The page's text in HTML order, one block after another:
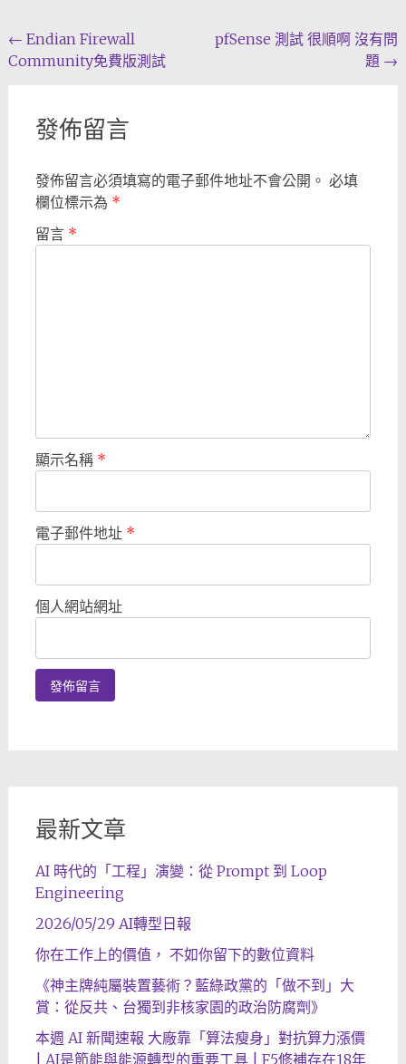
Post
navigation
← Endian Firewall
Community免費版測試
pfSense 測試 很順啊 沒有問
題 →
發佈留言
發佈留言必須填寫的電子郵件地址不會公開。 必填
欄位標示為 *
留言 *
顯示名稱 *
電子郵件地址 *
個人網站網址
最新文章
AI 時代的「工程」演變：從 Prompt 到 Loop
Engineering
2026/05/29 AI轉型日報
你在工作上的價值， 不如你留下的數位資料
《神主牌純屬裝置藝術？藍綠政黨的「做不到」大
賞：從反共、台獨到非核家園的政治防腐劑》
本週 AI 新聞速報 大廠靠「算法瘦身」對抗算力漲價
| AI是節能與能源轉型的重要工具 | F5修補存在18年